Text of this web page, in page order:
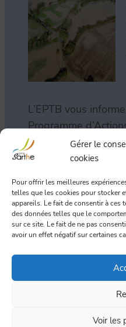
Gérer le
cookies
Pour offrir les meilleures
telles que les cookies pour stocker
appareils. Le fait de consentir à ces
des données telles que le
sur ce site. Le fait de ne pas
avoir un effet négatif sur certaines
Voir les
L’EPTB vous
Programme
Inondations (PAPI)
l’Eau (CLE) Sarthe